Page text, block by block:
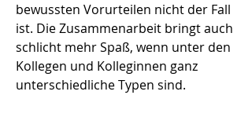
bewussten Vorurteilen nicht der Fall
ist. Die Zusammenarbeit bringt auch
schlicht mehr Spaß, wenn unter den
Kollegen und Kolleginnen ganz
unterschiedliche Typen sind.